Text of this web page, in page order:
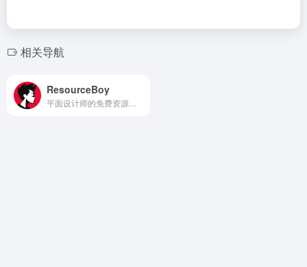
相关导航
ResourceBoy